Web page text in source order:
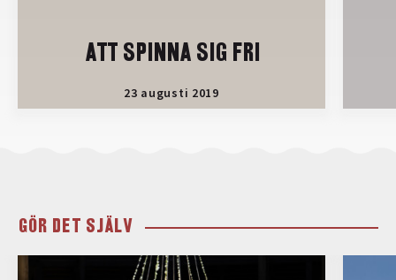
ATT SPINNA SIG FRI
23 augusti 2019
GÖR DET SJÄLV